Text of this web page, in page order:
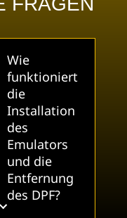
Wie
funktioniert
die
Installation
des
Emulators
und die
Entfernung
des DPF?